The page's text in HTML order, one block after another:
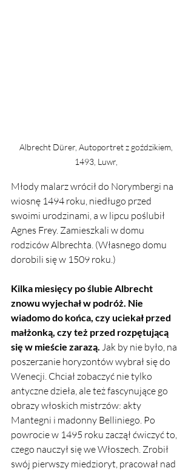
Albrecht Dürer, Autoportret z goździkiem,
1493, Luwr,
Młody malarz wrócił do Norymbergi na
wiosnę 1494 roku, niedługo przed
swoimi urodzinami, a w lipcu poślubił
Agnes Frey. Zamieszkali w domu
rodziców Albrechta. (Własnego domu
dorobili się w 1509 roku.)
Kilka miesięcy po ślubie Albrecht
znowu wyjechał w podróż. Nie
wiadomo do końca, czy uciekał przed
małżonką, czy też przed rozpętującą
się w mieście zarazą. Jak by nie było, na
poszerzanie horyzontów wybrał się do
Wenecji. Chciał zobaczyć nie tylko
antyczne dzieła, ale też fascynujące go
obrazy włoskich mistrzów: akty
Mantegni i madonny Belliniego. Po
powrocie w 1495 roku zaczął ćwiczyć to,
czego nauczył się we Włoszech. Zrobił
swój pierwszy miedzioryt, pracował nad